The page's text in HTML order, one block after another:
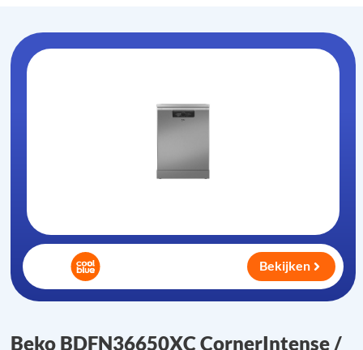
Beko BDFN36650XC CornerIntense /
Bekijken